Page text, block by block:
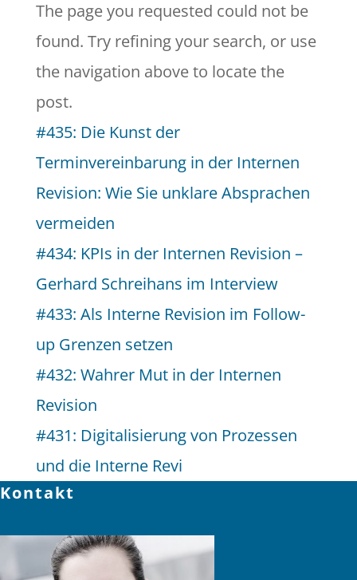
The page you requested could not be
found. Try refining your search, or use
the navigation above to locate the
post.
#435: Die Kunst der
Terminvereinbarung in der Internen
Revision: Wie Sie unklare Absprachen
vermeiden
#434: KPIs in der Internen Revision –
Gerhard Schreihans im Interview
#433: Als Interne Revision im Follow-
up Grenzen setzen
#432: Wahrer Mut in der Internen
Revision
#431: Digitalisierung von Prozessen
und die Interne Revi
Kontakt